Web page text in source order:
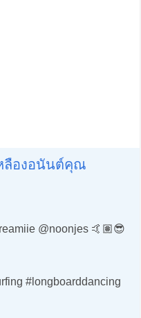
ลืองอนันต์คุณ
@noonjes 🤙🏽😎
#longboarddancing